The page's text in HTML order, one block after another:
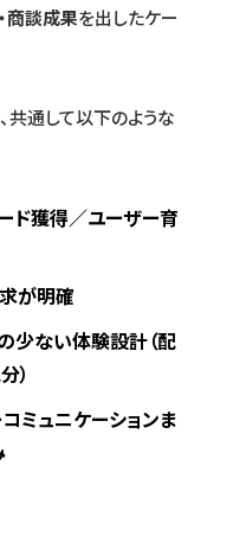
商談成果を出したケー
共通して以下のような
ド獲得／ユーザー育
が明確
少ない体験設計（配
）
ミュニケーションま